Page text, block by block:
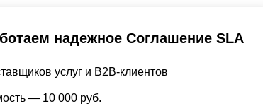
надежное Соглашение SLA
услуг и B2B-клиентов
— 10 000 руб.